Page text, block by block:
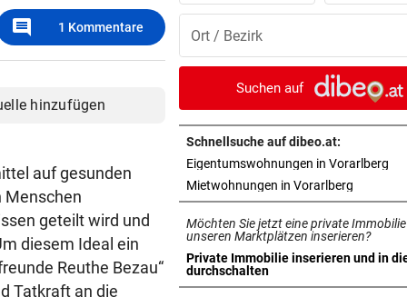
comment 1 Kommentare
hinzufügen
auf gesunden
Menschen
geteilt wird und
diesem Ideal ein
Reuthe Bezau“
Tatkraft an die
WEGEN TROCKENHEIT
Feldkirch: Feuerverbot
Waldbrandgefahr
Neue Pfandstationen helfen
Umwelt und Menschen
„TEAM VORARLBERG“ TOP vor
Tobi Nolde fliegt auf
ins Gelbe Trikot
BILYK UND HERBURGER vor
Suchen auf
Schnellsuche auf dibeo.at:
Eigentumswohnungen in Vorarlberg
Mietwohnungen in Vorarlberg
Möchten Sie jetzt eine private
unseren Marktplätzen inserieren?
Private Immobilie inserieren und in
durchschalten
in neuem Tab öffnen